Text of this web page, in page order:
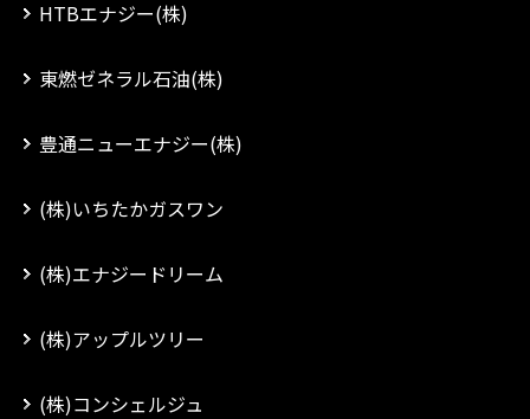
HTBエナジー(株)
東燃ゼネラル石油(株)
豊通ニューエナジー(株)
(株)いちたかガスワン
(株)エナジードリーム
(株)アップルツリー
(株)コンシェルジュ